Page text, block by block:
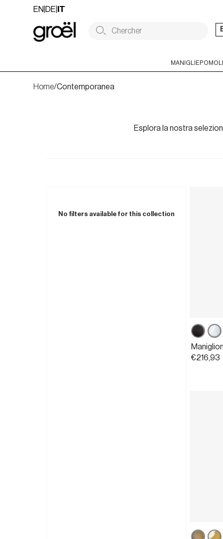
EN DE IT
MANIGLIE
Home/Contemporanea
Esplora la nostra
No filters available for this collection
Nero
opaco
€216,93
Bronzo